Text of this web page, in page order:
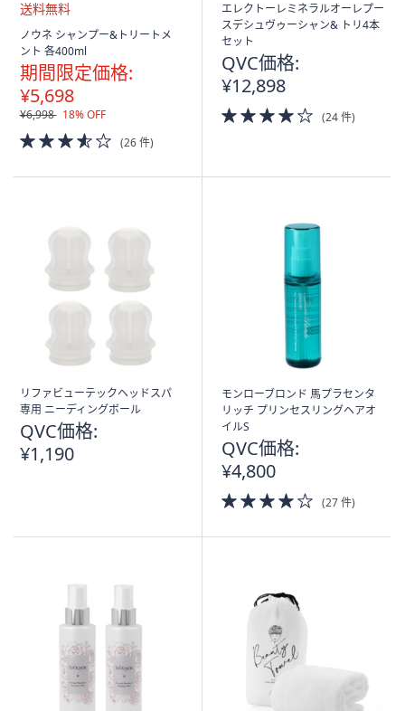
送
料
無
料
ノウネ シャンプー&トリートメ
ント 各400ml
期間限定価格:
¥5,698
¥6,998 18% OFF
3.5
of
(26 件)
エレクトーレミネラルオーレプー
スデシュヴゥーシャン& トリ4本
セット
QVC価格:
¥12,898
4.0
of
(24 件)
リファビューテックヘッドスパ
専用 ニーディングボール
QVC価格:
¥1,190
モンローブロンド 馬プラセンタ
リッチ プリンセスリングヘアオ
イルS
QVC価格:
¥4,800
4.0
of
(27 件)